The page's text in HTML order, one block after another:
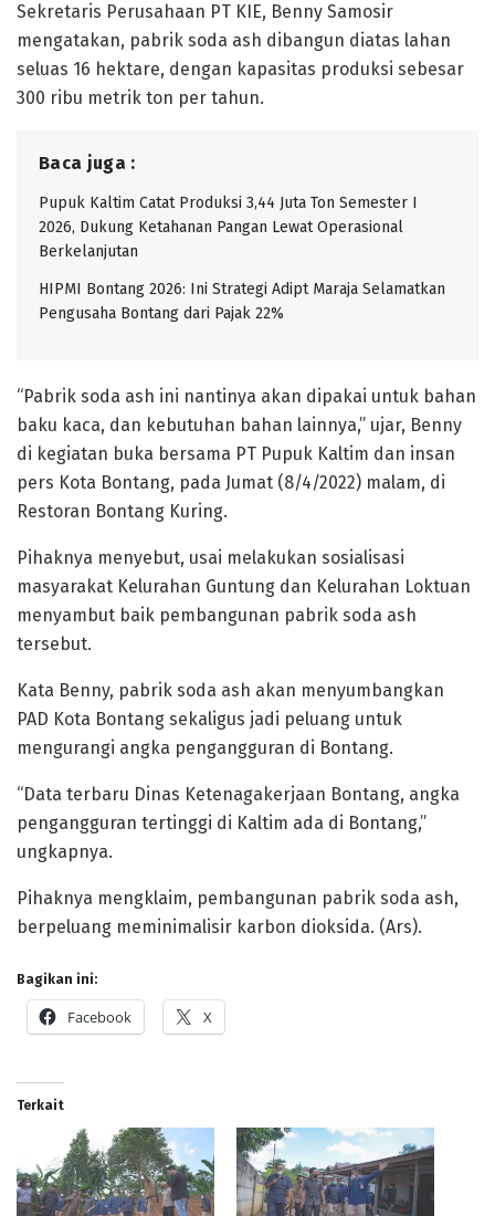
Sekretaris Perusahaan PT KIE, Benny Samosir
mengatakan, pabrik soda ash dibangun diatas lahan
seluas 16 hektare, dengan kapasitas produksi sebesar
300 ribu metrik ton per tahun.
Baca juga :
Pupuk Kaltim Catat Produksi 3,44 Juta Ton Semester I
2026, Dukung Ketahanan Pangan Lewat Operasional
Berkelanjutan
HIPMI Bontang 2026: Ini Strategi Adipt Maraja Selamatkan
Pengusaha Bontang dari Pajak 22%
“Pabrik soda ash ini nantinya akan dipakai untuk bahan
baku kaca, dan kebutuhan bahan lainnya,” ujar, Benny
di kegiatan buka bersama PT Pupuk Kaltim dan insan
pers Kota Bontang, pada Jumat (8/4/2022) malam, di
Restoran Bontang Kuring.
Pihaknya menyebut, usai melakukan sosialisasi
masyarakat Kelurahan Guntung dan Kelurahan Loktuan
menyambut baik pembangunan pabrik soda ash
tersebut.
Kata Benny, pabrik soda ash akan menyumbangkan
PAD Kota Bontang sekaligus jadi peluang untuk
mengurangi angka pengangguran di Bontang.
“Data terbaru Dinas Ketenagakerjaan Bontang, angka
pengangguran tertinggi di Kaltim ada di Bontang,”
ungkapnya.
Pihaknya mengklaim, pembangunan pabrik soda ash,
berpeluang meminimalisir karbon dioksida. (Ars).
Bagikan ini:
Facebook X
Terkait